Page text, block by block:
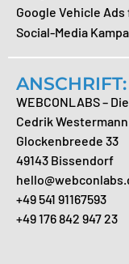
Google Vehicle
Social-Media
ANSCHRIFT:
WEBCONLABS –
Cedrik Westermann
Glockenbreede 33
49143 Bissendorf
+49 541 91167593
+49 176 842 947 23